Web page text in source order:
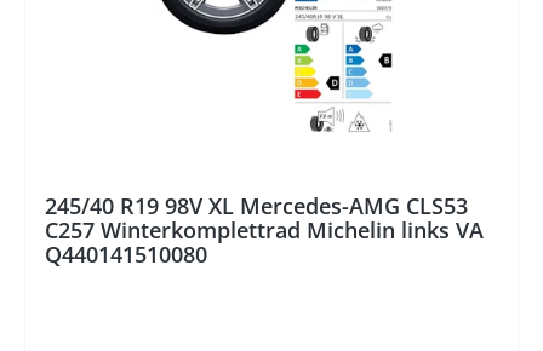
245/40 R19 98V XL Mercedes-AMG CLS53
C257 Winterkomplettrad Michelin links VA
Q440141510080